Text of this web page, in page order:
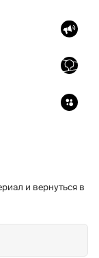
и вернуться в